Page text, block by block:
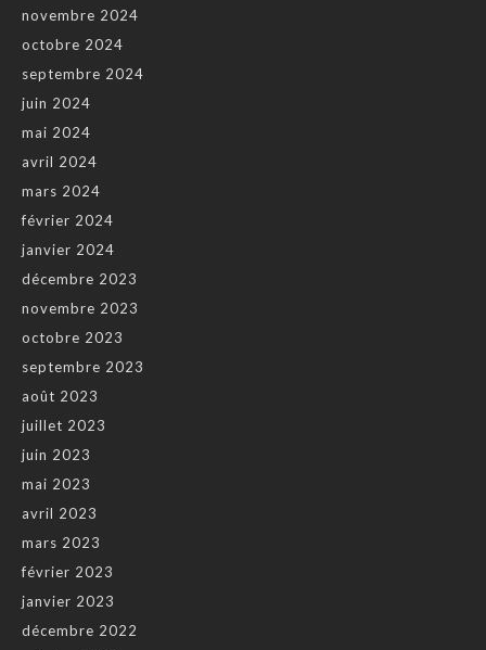
novembre 2024
octobre 2024
septembre 2024
juin 2024
mai 2024
avril 2024
mars 2024
février 2024
janvier 2024
décembre 2023
novembre 2023
octobre 2023
septembre 2023
août 2023
juillet 2023
juin 2023
mai 2023
avril 2023
mars 2023
février 2023
janvier 2023
décembre 2022